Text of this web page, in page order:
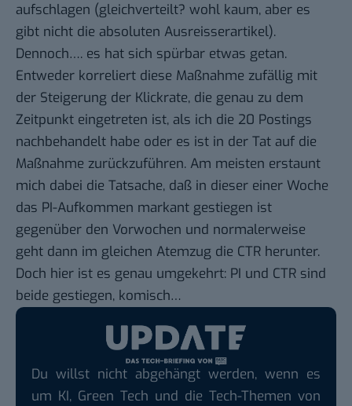
aufschlagen (gleichverteilt? wohl kaum, aber es
gibt nicht die absoluten Ausreisserartikel).
Dennoch…. es hat sich spürbar etwas getan.
Entweder korreliert diese Maßnahme zufällig mit
der Steigerung der Klickrate, die genau zu dem
Zeitpunkt eingetreten ist, als ich die 20 Postings
nachbehandelt habe oder es ist in der Tat auf die
Maßnahme zurückzuführen. Am meisten erstaunt
mich dabei die Tatsache, daß in dieser einer Woche
das PI-Aufkommen markant gestiegen ist
gegenüber den Vorwochen und normalerweise
geht dann im gleichen Atemzug die CTR herunter.
Doch hier ist es genau umgekehrt: PI und CTR sind
beide gestiegen, komisch…
Du willst nicht abgehängt werden, wenn es
um KI, Green Tech und die Tech-Themen von